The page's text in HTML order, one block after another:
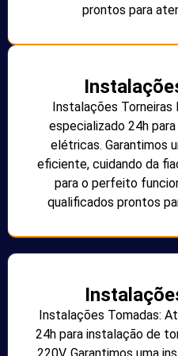
prontos para
Instalações
especializado 24h
elétricas. Garantimos
eficiente, cuidando da
para o perfeito
qualificados prontos
Instalações Tomadas:
24h para instalação de